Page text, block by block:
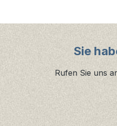
Sie
Rufen Sie uns